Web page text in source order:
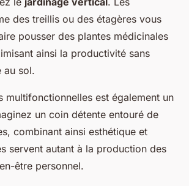
des treillis ou des étagères vous
pousser des plantes médicinales
ainsi la productivité sans
au sol.
multifonctionnelles est également un
un coin détente entouré de
combinant ainsi esthétique et
servent autant à la production des
être personnel.